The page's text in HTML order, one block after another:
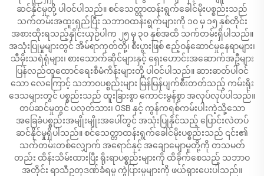
ဆင်နိုင်မှုတို့ ပါဝင်ပါသည်။ စင်သေတ္တာထန်းရွက်ခေါင်မိုးပစ္စည်းသည်
သက်တမ်းအထူးရှည်ပြီး သဘာဝထန်းရွက်များကို ၁၀ မှ ၁၅ နှစ်တိုင်း
အစားထိုးရသည့်နှိုင်းယှဉ်ပါက ၂၅ မှ ၃၀ နှစ်အထိ သက်တမ်းရှိပါသည်။
အသုံးပြုမှုများတွင် အိမ်ရာကုတ်တို့၊ စီးပွားဖြစ် ဧည့်ဝန်ဆောင်မှုနေရာများ၊
သီမိုးသရဲရုံများ၊ စားသောက်ဆိုင်များနှင့် ရှေးဟောင်းအဆောက်အဦများ
ပြန်လည်ထူထောင်ရေးစီမံကိန်းများတို့ ပါဝင်ပါသည်။ ဆားဓာတ်ပါဝင်
သော လေကြောင့် သဘာဝပစ္စည်းများ မြန်မြန်ပျက်စီးတတ်သည့် ကမ်းရိုး
ဒေသများတွင် ပစ္စည်းသည် ထူးခြားစွာ ကောင်းမွန်စွာ အလုပ်လုပ်ပါသည်။
တပ်ဆင်မှုတွင် ပလုတ်သား၊ OSB နှင့် ကွန်ကရစ်ကမ်းပါးကဲ့သို့သော
အခြေခံပစ္စည်းအမျိုးမျိုးအပေါ်တွင် အသုံးပြုနိုင်သည့် ပြောင်းလဲတပ်
ဆင်နိုင်မှုရှိပါသည်။ စင်သေတ္တာထန်းရွက်ခေါင်မိုးပစ္စည်းသည် ၎င်း၏
သက်တမ်းတစ်လျှောက် အရောင်နှင့် အချောမျောမှုတို့ကို တသမတ်
တည်း ထိန်းသိမ်းထားပြီး ရိုးရာပစ္စည်းများကို ထိခိုက်စေသည့် သဘာဝ
အတိုင်း ရာသီဥတုဒဏ်ခံရမှု ကွဲပြားမှုများကို ဖယ်ရှားပေးပါသည်။